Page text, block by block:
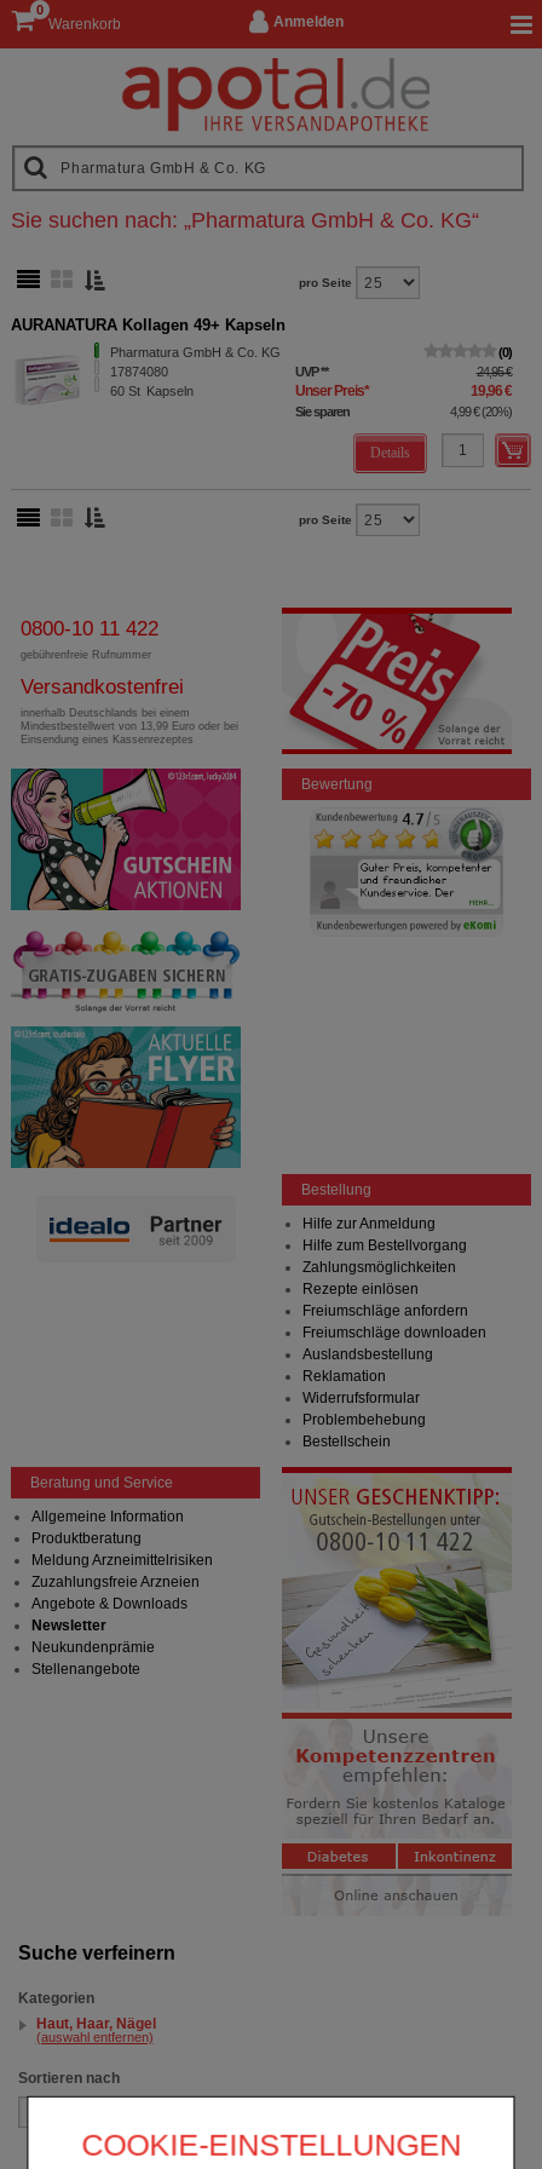
COOKIE-EINSTELLUNGEN
Anmelden
Warenkorb
0
Suche verfeinern
Kategorien
Haut, Haar, Nägel
(auswahl entfernen)
Sortieren nach
Sie suchen nach: „Pharmatura GmbH & Co. KG“
pro Seite
AURANATURA Kollagen 49+ Kapseln
Pharmatura GmbH & Co. KG
17874080
60 St Kapseln
0
UVP** 24,95 €
Unser Preis* 19,96 €
Sie sparen 4,99 €(20%)
Details
pro Seite
0800-10 11 422
gebührenfreie Rufnummer
Versandkostenfrei
innerhalb Deutschlands bei einem
Mindestbestellwert von 13,99 Euro oder bei
Einsendung eines Kassenrezeptes
Bewertung
Bestellung
Hilfe zur Anmeldung
Hilfe zum Bestellvorgang
Zahlungsmöglichkeiten
Rezepte einlösen
Freiumschläge anfordern
Freiumschläge downloaden
Auslandsbestellung
Reklamation
Widerrufsformular
Problembehebung
Bestellschein
Beratung und Service
Allgemeine Information
Produktberatung
Meldung Arzneimittelrisiken
Zuzahlungsfreie Arzneien
Angebote & Downloads
Newsletter
Neukundenprämie
Stellenangebote